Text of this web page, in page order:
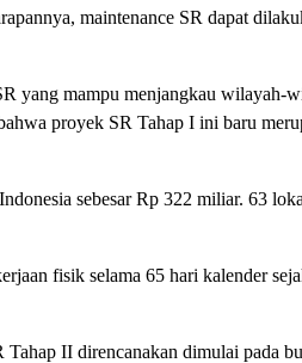
maintenance SR dapat
yang mampu menjangkau wilayah-
proyek SR Tahap I ini baru
sebesar Rp 322 miliar. 63
fisik selama 65 hari kalender
II direncanakan dimulai pada